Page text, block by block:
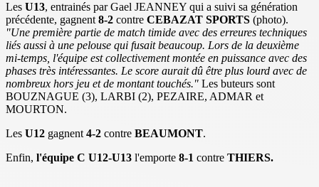
Les U13, entrainés par Gael JEANNEY qui a suivi sa génération
précédente, gagnent 8-2 contre CEBAZAT SPORTS (photo).
"Une première partie de match timide avec des erreures techniques
liés aussi à une pelouse qui fusait beaucoup. Lors de la deuxième
mi-temps, l'équipe est collectivement montée en puissance avec des
phases très intéressantes. Le score aurait dû être plus lourd avec de
nombreux hors jeu et de montant touchés." Les buteurs sont
BOUZNAGUE (3), LARBI (2), PEZAIRE, ADMAR et
MOURTON.
Les U12 gagnent 4-2 contre BEAUMONT.
Enfin, l'équipe C U12-U13 l'emporte 8-1 contre THIERS.